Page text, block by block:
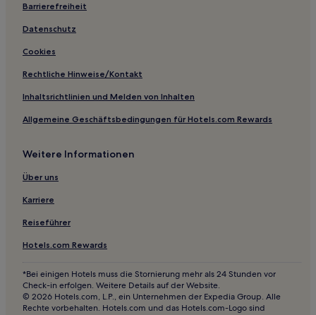
Haustierfreundliche in Cashton
Hotels nahe Milt Lunda Memorial Arena
Management
Hotels nahe Mayo Clinic Health System - Franciscan
Bay City Hotels
La Crosse Hotels
Barrierefreiheit
Datenschutz
Cookies
Rechtliche Hinweise/Kontakt
Inhaltsrichtlinien und Melden von Inhalten
Allgemeine Geschäftsbedingungen für Hotels.com Rewards
Weitere Informationen
Über uns
Karriere
Reiseführer
Hotels.com Rewards
*Bei einigen Hotels muss die Stornierung mehr als 24 Stunden vor
Check-in erfolgen. Weitere Details auf der Website.
© 2026 Hotels.com, L.P., ein Unternehmen der Expedia Group. Alle
Rechte vorbehalten. Hotels.com und das Hotels.com-Logo sind